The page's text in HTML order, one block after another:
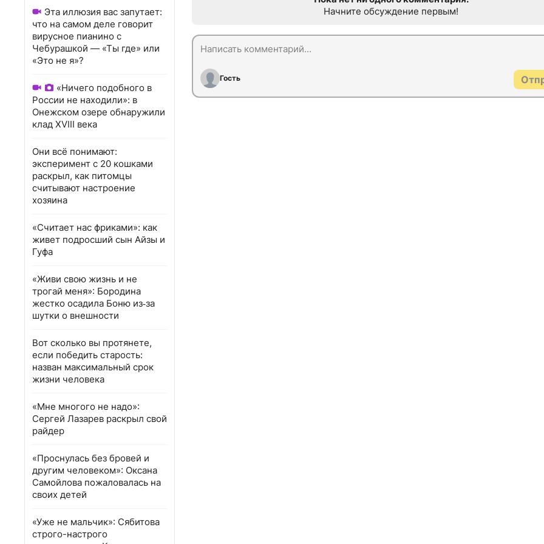
Эта иллюзия вас запутает:
что на самом деле говорит
вирусное пианино с
Чебурашкой — «Ты где» или
«Это не я»?
«Ничего подобного в
России не находили»: в
Онежском озере обнаружили
клад XVIII века
Они всё понимают:
эксперимент с 20 кошками
раскрыл, как питомцы
считывают настроение
хозяина
«Считает нас фриками»: как
живет подросший сын Айзы и
Гуфа
«Живи свою жизнь и не
трогай меня»: Бородина
жестко осадила Боню из‑за
шутки о внешности
Вот сколько вы протянете,
если победить старость:
назван максимальный срок
жизни человека
«Мне многого не надо»:
Сергей Лазарев раскрыл свой
райдер
«Проснулась без бровей и
другим человеком»: Оксана
Самойлова пожаловалась на
своих детей
«Уже не мальчик»: Сябитова
строго-настрого
Начните обсуждение первым!
Гость